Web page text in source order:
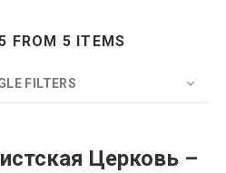
FROM 5 ITEMS
FILTERS
Церковь –